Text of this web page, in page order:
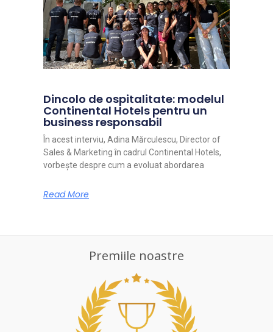
Dincolo de ospitalitate: modelul
Continental Hotels pentru un
business responsabil
În acest interviu, Adina Mărculescu, Director of
Sales & Marketing în cadrul Continental Hotels,
vorbește despre cum a evoluat abordarea
Read More
Premiile noastre